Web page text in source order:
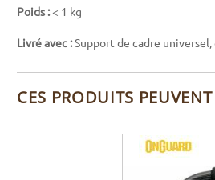
Poids :< 1 kg
Livré avec :Support de cadre
CES PRODUITS